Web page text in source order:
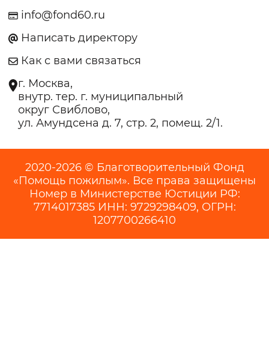
info@fond60.ru
Написать директору
Как с вами связаться
г. Москва,
внутр. тер. г. муниципальный
округ Свиблово,
ул. Амундсена д. 7, стр. 2, помещ. 2/1.
2020-2026 © Благотворительный Фонд
«Помощь пожилым». Все права защищены
Номер в Министерстве Юстиции РФ:
7714017385 ИНН: 9729298409, ОГРН:
1207700266410